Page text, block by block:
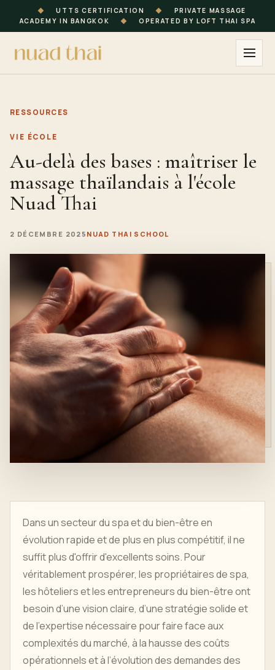
◆ UTTS CERTIFICATION ◆
PRIVATE MASSAGE
ACADEMY IN BANGKOK
◆ OPERATED BY LOFT THAI SPA
RESSOURCES
VIE ÉCOLE
Au-delà des bases : maîtriser le
massage thaïlandais à l'école
Nuad Thai
2 DÉCEMBRE 2025 NUAD THAI SCHOOL
Dans un secteur du spa et du bien-être en
évolution rapide et de plus en plus compétitif, il ne
suffit plus d'offrir d'excellents soins. Pour
véritablement prospérer, les propriétaires de spa,
les hôteliers et les entrepreneurs du bien-être ont
besoin d’une vision claire, d’une stratégie solide et
de l’expertise nécessaire pour faire face aux
complexités du marché, à la hausse des coûts
opérationnels et à l’évolution des demandes des